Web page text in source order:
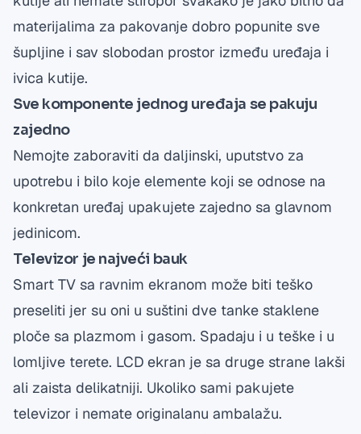
materijalima za pakovanje dobro popunite sve
šupljine i sav slobodan prostor između uređaja i
ivica kutije.
Sve komponente jednog uređaja se pakuju
zajedno
Nemojte zaboraviti da daljinski, uputstvo za
upotrebu i bilo koje elemente koji se odnose na
konkretan uređaj upakujete zajedno sa glavnom
jedinicom.
Televizor je najveći bauk
Smart TV sa ravnim ekranom može biti teško
preseliti jer su oni u suštini dve tanke staklene
ploče sa plazmom i gasom. Spadaju i u teške i u
lomljive terete. LCD ekran je sa druge strane lakši
ali zaista delikatniji. Ukoliko sami pakujete
televizor i nemate originalanu ambalažu.